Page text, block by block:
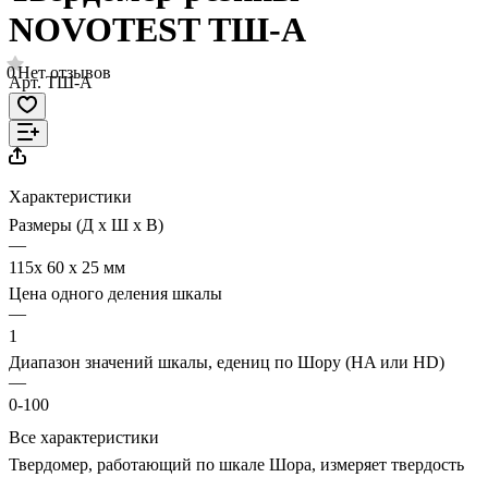
NOVOTEST ТШ-А
0Нет отзывов
Арт.ТШ-А
Характеристики
Размеры (Д х Ш х В)
—
115х 60 х 25 мм
Цена одного деления шкалы
—
1
Диапазон значений шкалы, едениц по Шору (HA или HD)
—
0-100
Все характеристики
Твердомер, работающий по шкале Шора, измеряет твердость